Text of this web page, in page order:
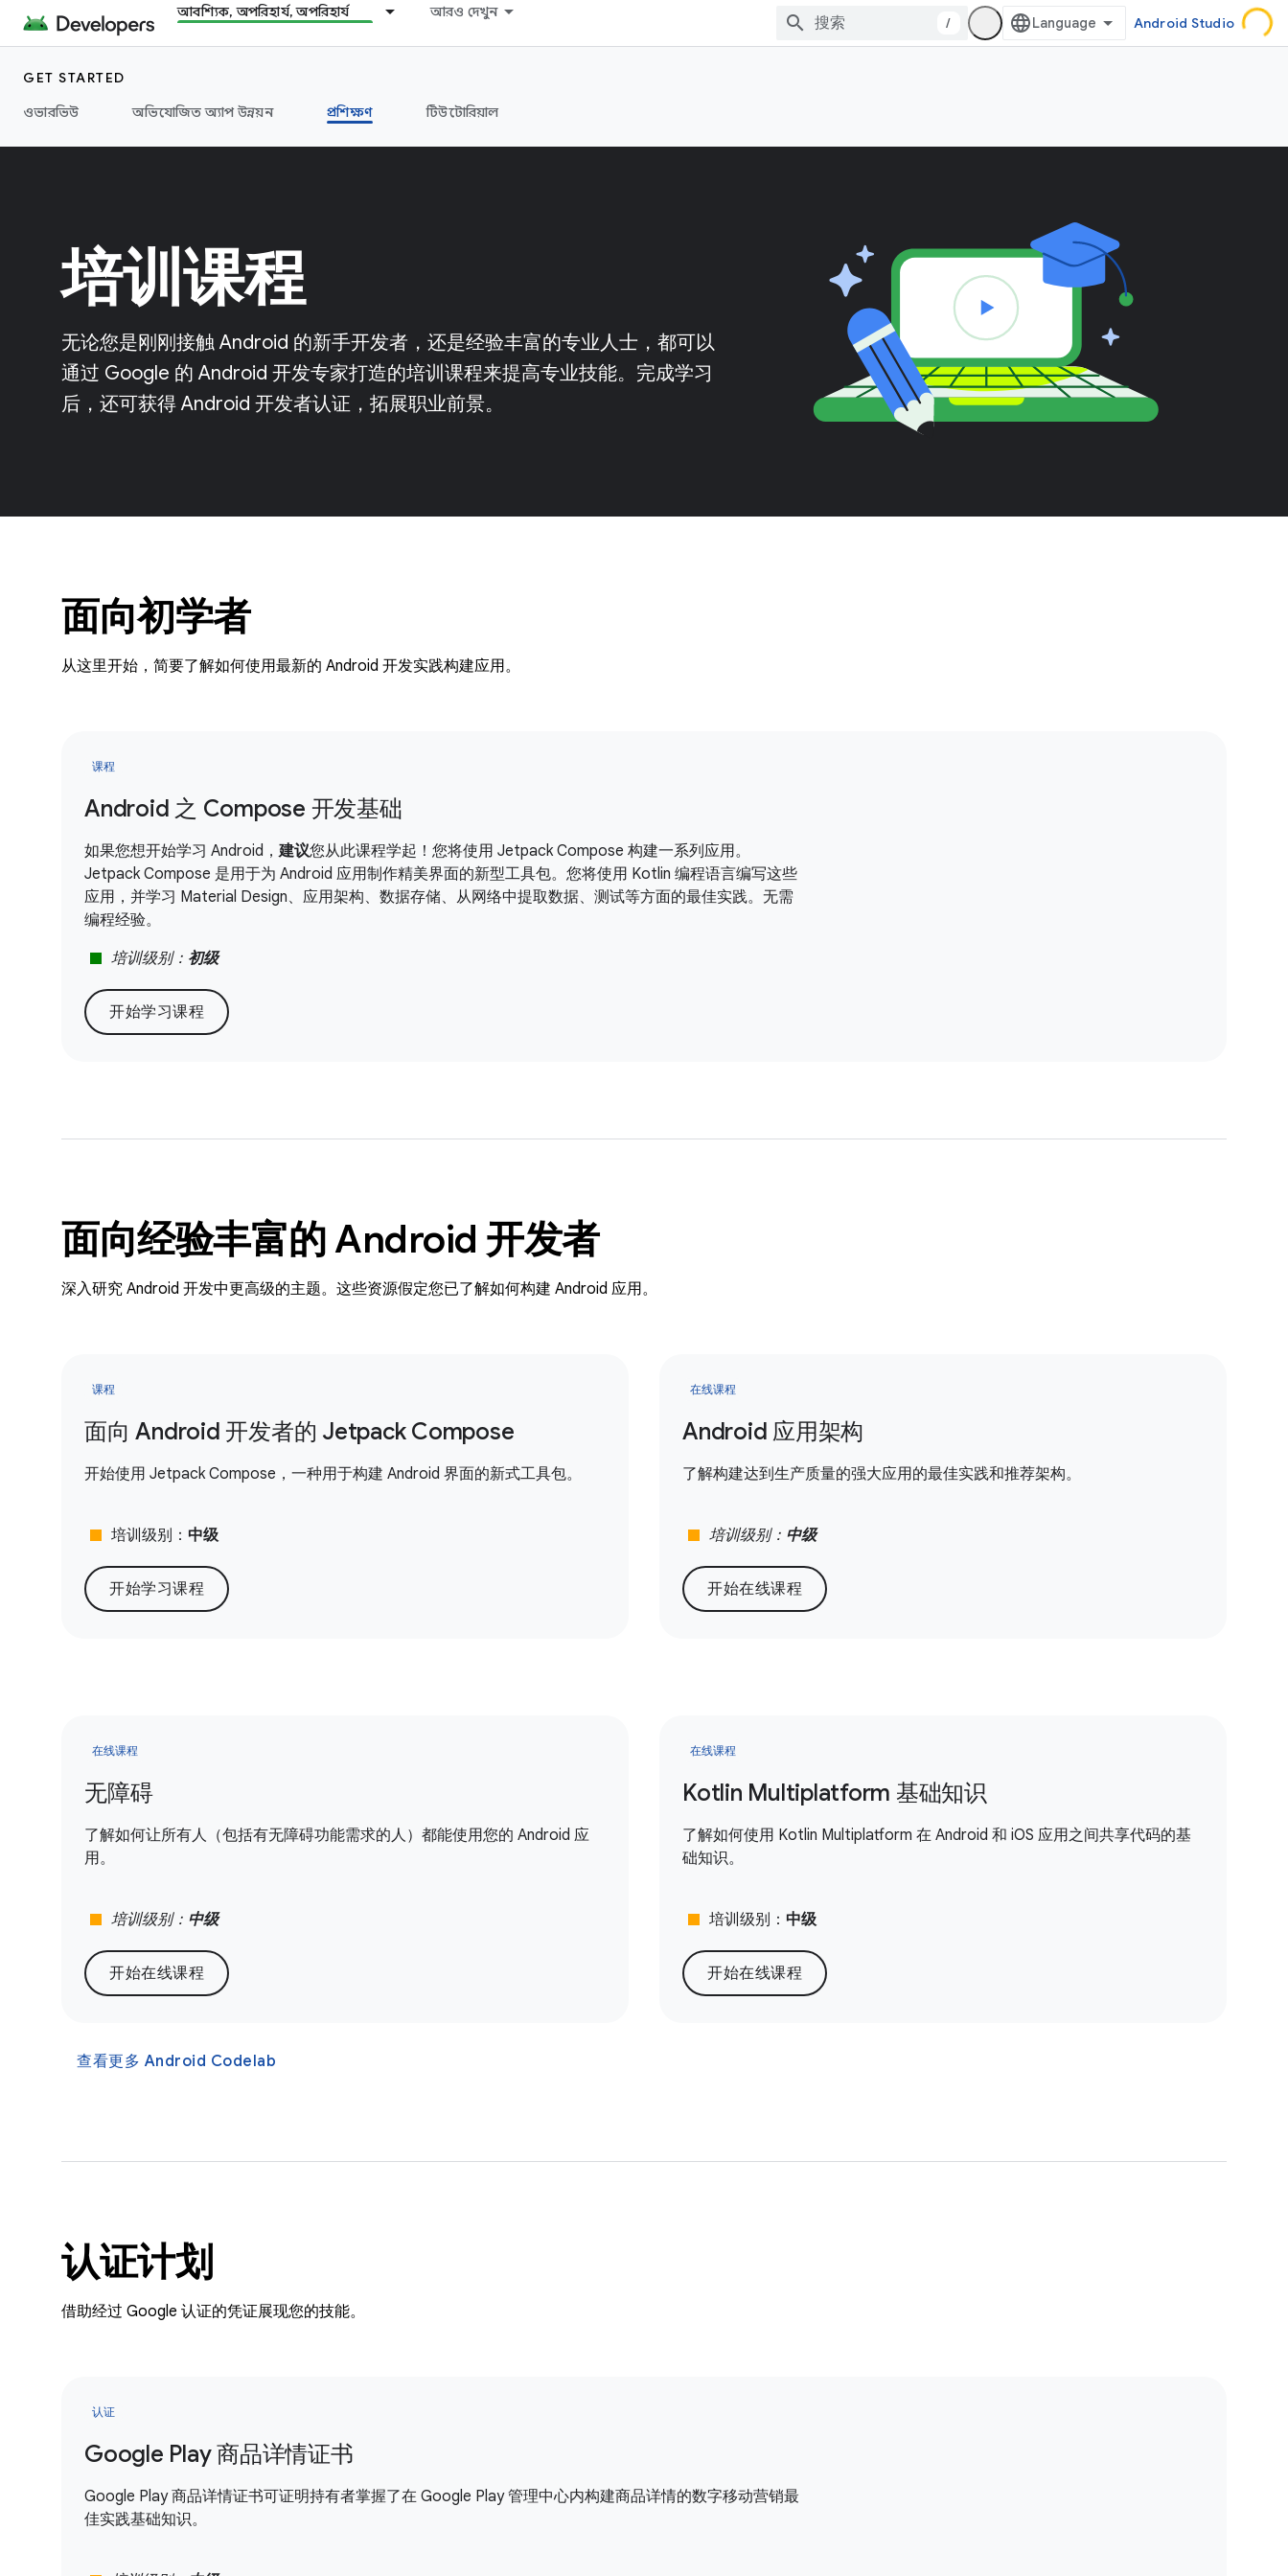
আবশ্যিক, অপরিহার্য, অপরিহার্য আরও দেখুন
/ Android Studio
GET STARTED
ওভারভিউ
অভিযোজিত অ্যাপ উন্নয়ন প্রশিক্ষণ টিউটোরিয়াল
培训课程
无论您是刚刚接触 Android 的新手开发者，还是经验丰富的专业人士，都可以
通过 Google 的 Android 开发专家打造的培训课程来提高专业技能。完成学习
后，还可获得 Android 开发者认证，拓展职业前景。
面向初学者
从这里开始，简要了解如何使用最新的 Android 开发实践构建应用。
课程
Android 之 Compose 开发基础
如果您想开始学习 Android，建议您从此课程学起！您将使用 Jetpack Compose 构建一系列应用。
Jetpack Compose 是用于为 Android 应用制作精美界面的新型工具包。您将使用 Kotlin 编程语言编写这些
应用，并学习 Material Design、应用架构、数据存储、从网络中提取数据、测试等方面的最佳实践。无需
编程经验。
stop 培训级别： 初级
开始学习课程
面向经验丰富的 Android 开发者
深入研究 Android 开发中更高级的主题。这些资源假定您已了解如何构建 Android 应用。
课程
面向 Android 开发者的 Jetpack Compose
开始使用 Jetpack Compose，一种用于构建 Android 界面的新式工具包。
stop 培训级别： 中级
开始学习课程
在线课程
Android 应用架构
了解构建达到生产质量的强大应用的最佳实践和推荐架构。
stop 培训级别： 中级
开始在线课程
在线课程
无障碍
了解如何让所有人（包括有无障碍功能需求的人）都能使用您的 Android 应
用。
stop 培训级别： 中级
开始在线课程
在线课程
Kotlin Multiplatform 基础知识
了解如何使用 Kotlin Multiplatform 在 Android 和 iOS 应用之间共享代码的基
础知识。
stop 培训级别： 中级
开始在线课程
查看更多 Android Codelab
认证计划
借助经过 Google 认证的凭证展现您的技能。
认证
Google Play 商品详情证书
Google Play 商品详情证书可证明持有者掌握了在 Google Play 管理中心内构建商品详情的数字移动营销最
佳实践基础知识。